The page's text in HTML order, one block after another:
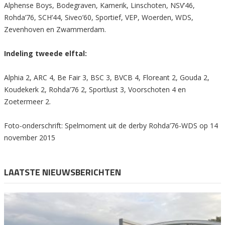
Alphense Boys, Bodegraven, Kamerik, Linschoten, NSV’46,
Rohda’76, SCH’44, Siveo’60, Sportief, VEP, Woerden, WDS,
Zevenhoven en Zwammerdam.
Indeling tweede elftal:
Alphia 2, ARC 4, Be Fair 3, BSC 3, BVCB 4, Floreant 2, Gouda 2,
Koudekerk 2, Rohda’76 2, Sportlust 3, Voorschoten 4 en
Zoetermeer 2.
Foto-onderschrift: Spelmoment uit de derby Rohda’76-WDS op 14
november 2015
LAATSTE NIEUWSBERICHTEN